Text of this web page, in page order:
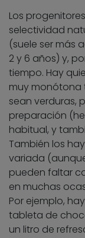
Los
selectividad
(suele ser más
2 y 6 años) y,
tiempo. Hay
muy monótona
sean verduras,
preparación
habitual, y
También los
variada
pueden faltar
en muchas
Por ejemplo,
tableta de
un litro de